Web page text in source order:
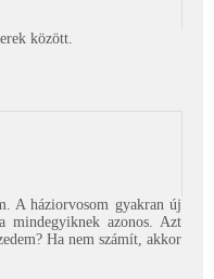
között.
A háziorvosom gyakran új
mindegyiknek azonos. Azt
Ha nem számít, akkor